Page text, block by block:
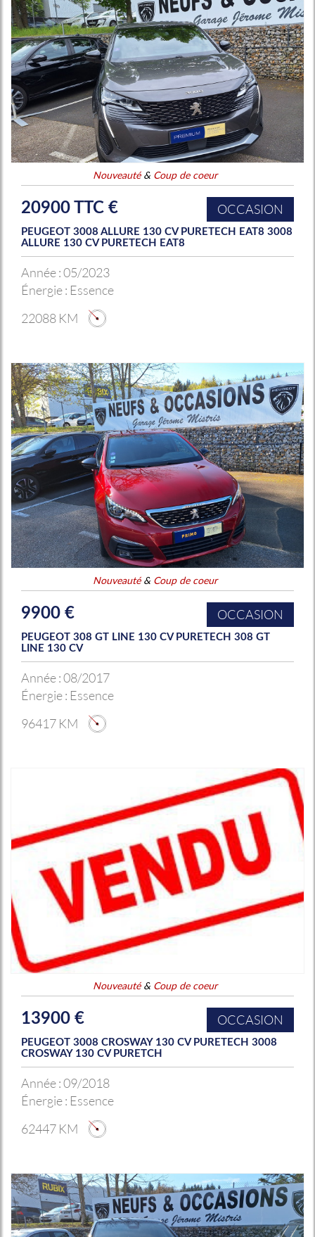
Nouveauté& Coup de coeur
20900 TTC € OCCASION
PEUGEOT 3008 ALLURE 130 CV PURETECH EAT8 3008
ALLURE 130 CV PURETECH EAT8
Année :05/2023
Énergie : Essence
22088 KM
Nouveauté& Coup de coeur
9900 € OCCASION
PEUGEOT 308 GT LINE 130 CV PURETECH 308 GT
LINE 130 CV
Année :08/2017
Énergie : Essence
96417 KM
Nouveauté& Coup de coeur
13900 € OCCASION
PEUGEOT 3008 CROSWAY 130 CV PURETECH 3008
CROSWAY 130 CV PURETCH
Année :09/2018
Énergie : Essence
62447 KM